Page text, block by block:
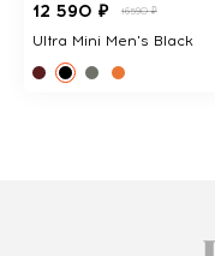
12 590 ₽ 16590 ₽
Ultra Mini Men's Black